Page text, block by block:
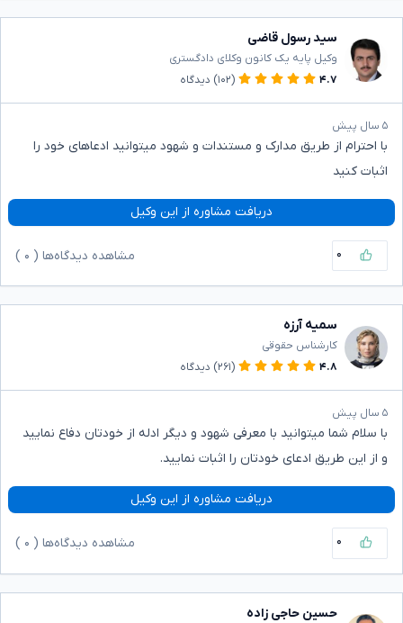
سید رسول قاضی
وکیل پایه یک کانون وکلای دادگستری
۴.۷
(۱۰۲) دیدگاه
۵ سال پیش
با احترام از طریق مدارک و مستندات و شهود میتوانید ادعاهای خود را
اثبات کنید
دریافت مشاوره از این وکیل
۰ مشاهده دیدگاه‌ها ( ۰
سمیه آرزه
کارشناس حقوقی
۴.۸
(۲۶۱) دیدگاه
۵ سال پیش
با سلام شما میتوانید با معرفی شهود و دیگر ادله از خودتان دفاع نمایید
و از این طریق ادعای خودتان را اثبات نمایید.
دریافت مشاوره از این وکیل
۰ مشاهده دیدگاه‌ها ( ۰
حسین حاجی زاده